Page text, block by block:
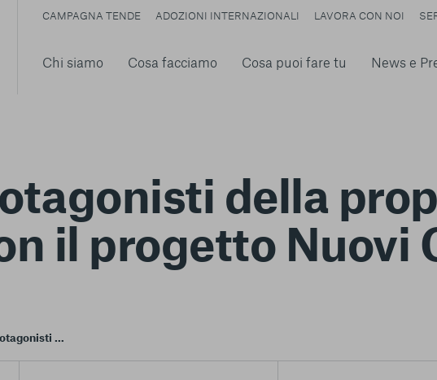
Chi siamo Cosa facciamo Cosa puoi fare tu News e
CAMPAGNA TENDE ADOZIONI INTERNAZIONALI LAVORA CON NOI
della
il progetto Nuovi
d'Avorio con il progetto Nuovi Orizzonti